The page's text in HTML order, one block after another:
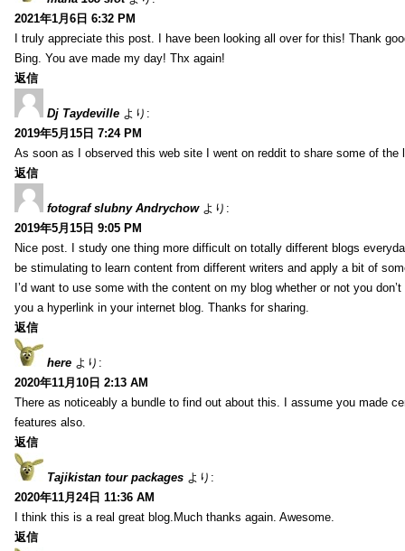
2021年1月6日 6:32 PM
I truly appreciate this post. I have been looking all over for this! Thank
Bing. You ave made my day! Thx again!
返信
Dj Taydeville より:
2019年5月15日 7:24 PM
As soon as I observed this web site I went on reddit to share some of the
返信
fotograf slubny Andrychow より:
2019年5月15日 9:05 PM
Nice post. I study one thing more difficult on totally different blogs
be stimulating to learn content from different writers and apply a bit of
I’d want to use some with the content on my blog whether or not you
you a hyperlink in your internet blog. Thanks for sharing.
返信
here より:
2020年11月10日 2:13 AM
There as noticeably a bundle to find out about this. I assume you made
features also.
返信
Tajikistan tour packages より:
2020年11月24日 11:36 AM
I think this is a real great blog.Much thanks again. Awesome.
返信